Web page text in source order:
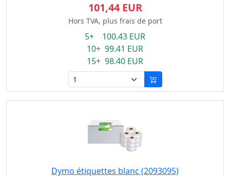
101,44 EUR
Hors TVA, plus frais de port
5+ 100.43 EUR
10+ 99.41 EUR
15+ 98.40 EUR
Dymo étiquettes blanc (2093095)